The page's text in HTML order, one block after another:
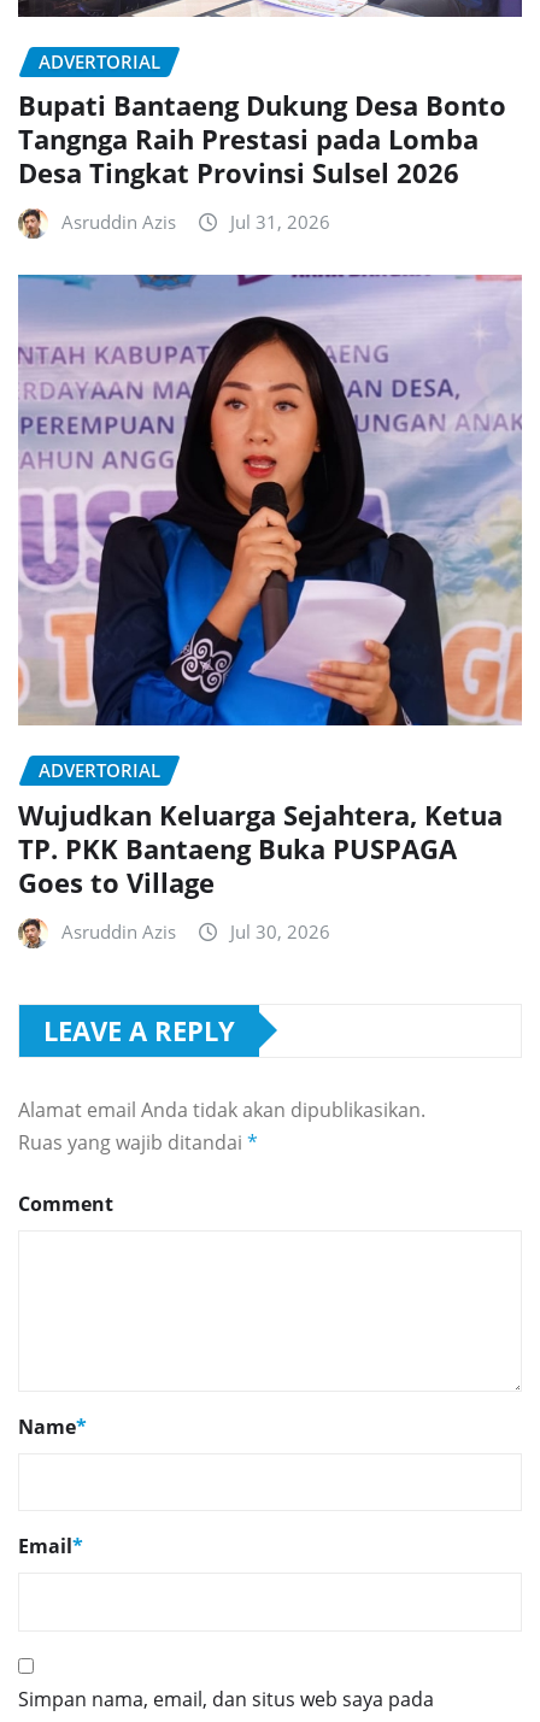
ADVERTORIAL
Bupati Bantaeng Dukung Desa Bonto
Tangnga Raih Prestasi pada Lomba
Desa Tingkat Provinsi Sulsel 2026
Asruddin Azis Jul 31, 2026
ADVERTORIAL
Wujudkan Keluarga Sejahtera, Ketua
TP. PKK Bantaeng Buka PUSPAGA
Goes to Village
Asruddin Azis Jul 30, 2026
LEAVE A REPLY
Alamat email Anda tidak akan dipublikasikan.
Ruas yang wajib ditandai *
Comment
Name*
Email*
Simpan nama, email, dan situs web saya pada